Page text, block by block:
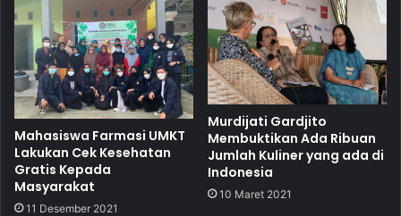
Mahasiswa Farmasi UMKT
Lakukan Cek Kesehatan
Gratis Kepada
Masyarakat
11 Desember 2021
Murdijati Gardjito
Membuktikan Ada Ribuan
Jumlah Kuliner yang ada di
Indonesia
10 Maret 2021